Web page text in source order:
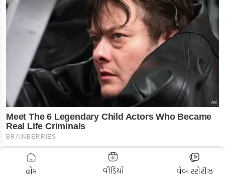
ADVERTISEMENT
હોમ વીડિયો વેબ સ્ટોરીઝ